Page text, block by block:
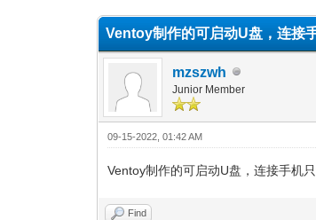
Ventoy制作的可启动U盘，连接
mzszwh
Junior Member
09-15-2022, 01:42 AM
Ventoy制作的可启动U盘，连接手机
Find